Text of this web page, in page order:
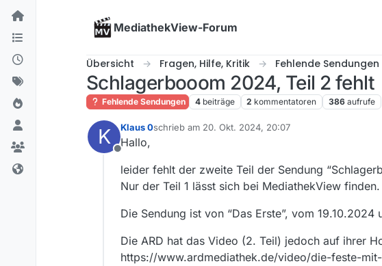
Skip to content
MediathekView-Forum
Übersicht Fragen, Hilfe, Kritik Fehlende Sendungen
Schlagerbooom 2024, Teil 2 fehlt
Fehlende Sendungen 4 beiträge 2 kommentatoren 386 aufrufe
K
Offline
Klaus 0schrieb am 20. Okt. 2024, 20:07
zuletzt editiert von
Hallo,
leider fehlt der zweite Teil der Sendung
Nur der Teil 1 lässt sich bei MediathekView finden.
Die Sendung ist von “Das Erste”, vom 19.10.2024
Die ARD hat das Video (2. Teil) jedoch auf ihrer
https://www.ardmediathek.de/video/die-feste-